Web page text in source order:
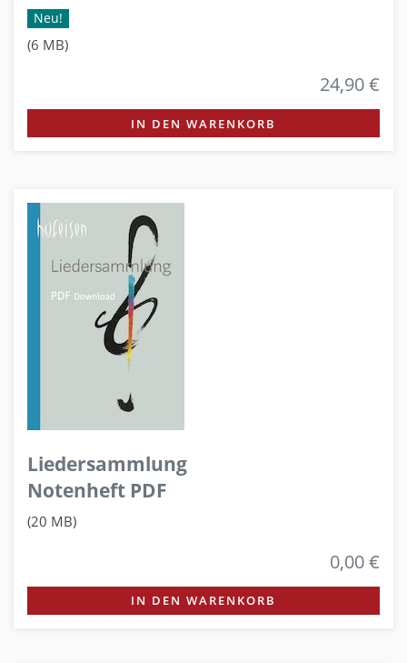
Neu!
(6 MB)
24,90 €
IN DEN WARENKORB
Liedersammlung
Notenheft PDF
(20 MB)
0,00 €
IN DEN WARENKORB